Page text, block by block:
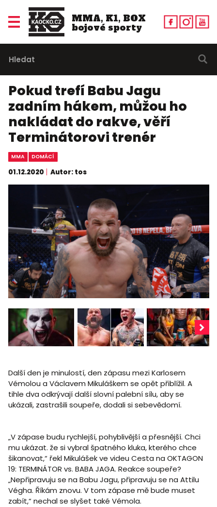
MMA, K1, BOX
bojové sporty
Pokud trefí Babu Jagu
zadním hákem, můžou ho
nakládat do rakve, věří
Terminátorovi trenér
MMA DOMÁCÍ
01.12.2020 Autor: tos
Další den je minulostí, den zápasu mezi Karlosem
Vémolou a Václavem Mikuláškem se opět přiblížil. A
tihle dva odkrývají další slovní palební sílu, aby se
ukázali, zastrašili soupeře, dodali si sebevědomí.
„V zápase budu rychlejší, pohyblivější a přesnější. Chci
mu ukázat. že si vybral špatného kluka, kterého chce
šikanovat,“ řekl Mikulášek ve videu Cesta na OKTAGON
19: TERMINÁTOR vs. BABA JAGA. Reakce soupeře?
„Nepřipravuju se na Babu Jagu, připravuju se na Attilu
Végha. Říkám znovu. V tom zápase mě bude muset
zabít,“ nechal se slyšet také Vémola.